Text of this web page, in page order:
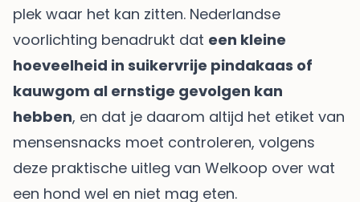
plek waar het kan zitten. Nederlandse
voorlichting benadrukt dat een kleine
hoeveelheid in suikervrije pindakaas of
kauwgom al ernstige gevolgen kan
hebben, en dat je daarom altijd het etiket van
mensensnacks moet controleren, volgens
deze praktische uitleg van Welkoop over wat
een hond wel en niet mag eten.